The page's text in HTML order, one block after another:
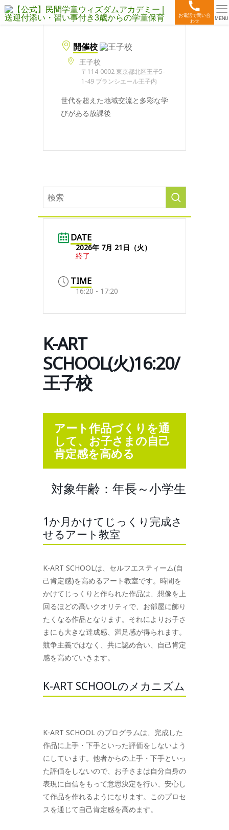
お電話で問い合
わせ
MENU
開催校
王子校
〒114-0002 東京都北区王子5-
1-49 ブランシエール王子内
世代を超えた地域交流と多彩な学
びがある放課後
DATE
2026年 7月 21日（火）
終了
TIME
16:20 - 17:20
K-ART
SCHOOL(火)16:20/
王子校
アート作品づくりを通
して、お子さまの自己
肯定感を高める
対象年齢：年長～小学生
1か月かけてじっくり完成さ
せるアート教室
K-ART SCHOOLは、セルフエスティーム(自
己肯定感)を高めるアート教室です。時間を
かけてじっくりと作られた作品は、想像を上
回るほどの高いクオリティで、お部屋に飾り
たくなる作品となります。それによりお子さ
まにも大きな達成感、満足感が得られます。
競争主義ではなく、共に認め合い、自己肯定
感を高めていきます。
K-ART SCHOOLのメカニズム
K-ART SCHOOL のプログラムは、完成した
作品に上手・下手といった評価をしないよう
にしています。他者からの上手・下手といっ
た評価をしないので、お子さまは自分自身の
表現に自信をもって意思決定を行い、安心し
て作品を作れるようになります。このプロセ
スを通じて自己肯定感を高めます。